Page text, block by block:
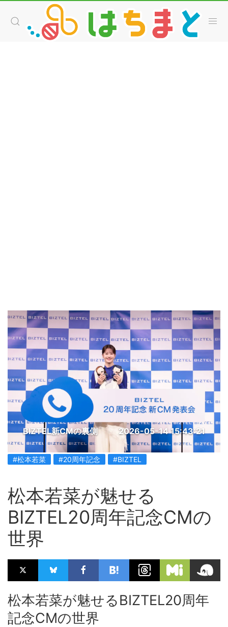
BIZTEL新CMの裏側 2026-05-14 15:43:21
#松本若菜 #20周年記念 #BIZTEL
松本若菜が魅せる
BIZTEL20周年記念CMの
世界
松本若菜が魅せるBIZTEL20周年
記念CMの世界